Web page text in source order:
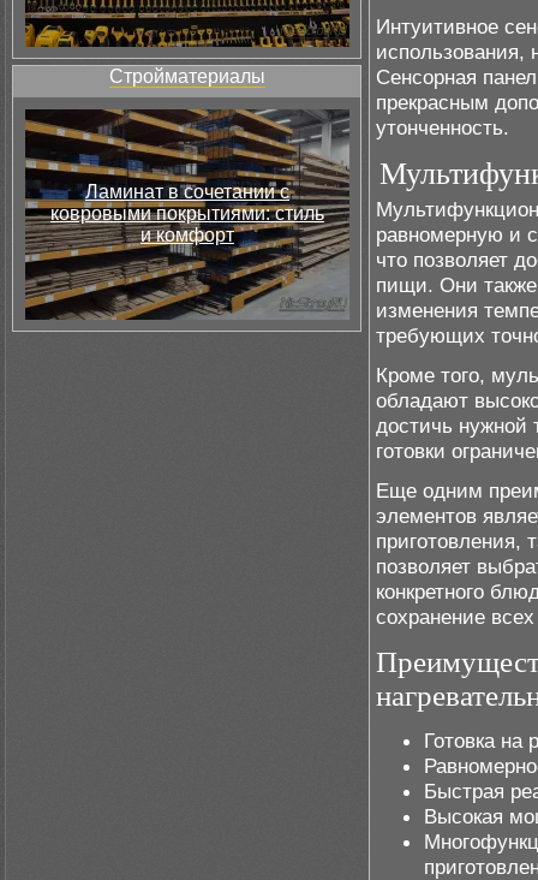
Стройматериалы
Ламинат в сочетании с
ковровыми покрытиями: стиль
и комфорт
Интуитивное
Сенсорная
прекрасным
утонченность.
равномерную и
что позволяет
пищи. Они
изменения
требующих
Кроме того,
обладают
достичь нужной
готовки
Еще одним
элементов
приготовления,
позволяет
конкретного
сохранение
Готовка на
Быстрая
Высокая